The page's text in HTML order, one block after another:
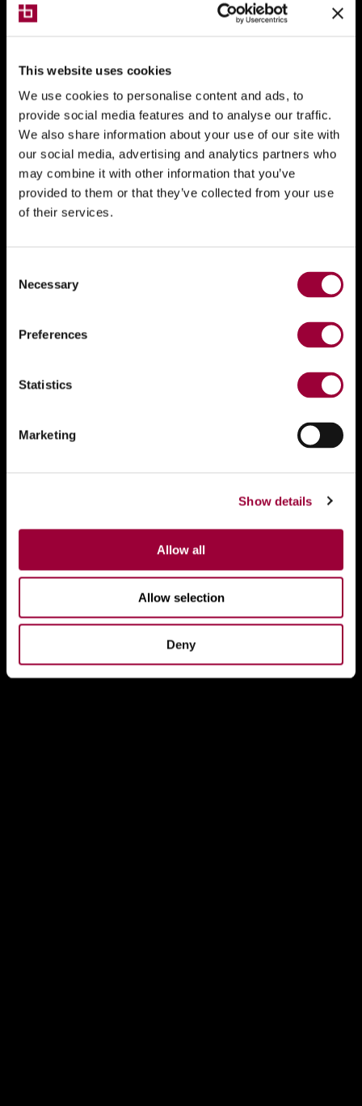
This website uses cookies
We use cookies to personalise content and ads, to
provide social media features and to analyse our traffic.
We also share information about your use of our site with
our social media, advertising and analytics partners who
may combine it with other information that you’ve
provided to them or that they’ve collected from your use
of their services.
Selection
Necessary
Preferences
Statistics
Marketing
Show details
Allow all
Allow selection
Deny